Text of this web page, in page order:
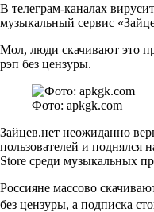
В телеграм-каналах
музыкальный сервис
Мол, люди скачивают это
рэп без цензуры.
Фото: apkgk.com
Зайцев.нет неожиданно
пользователей и поднялся
Store среди музыкальных
Россияне массово
без цензуры, а подписка